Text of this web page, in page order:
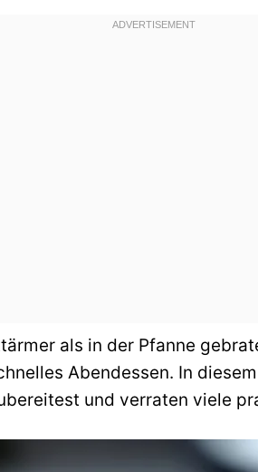
als in der Pfanne
Abendessen. In
und verraten viele